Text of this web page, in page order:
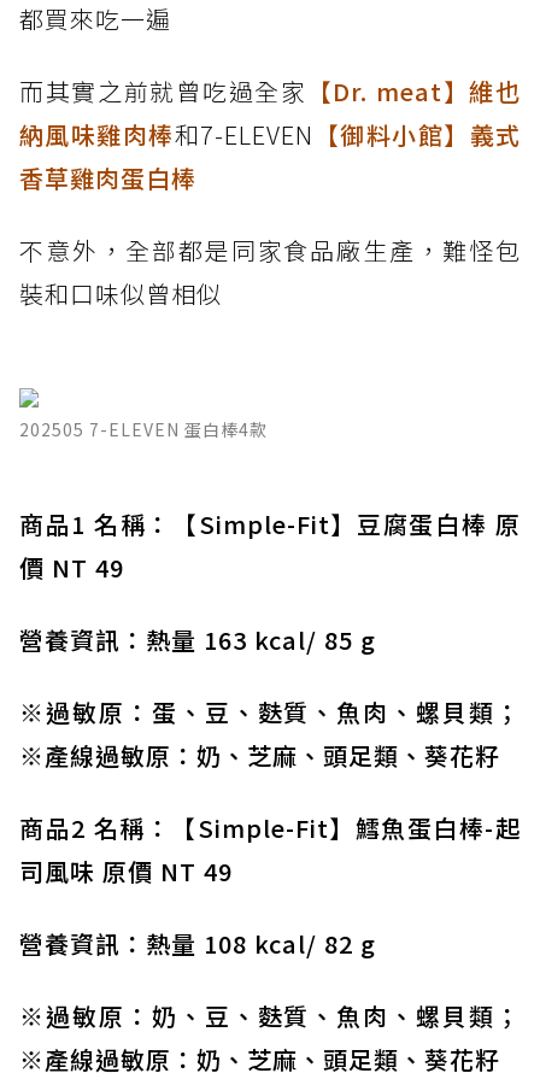
都買來吃一遍
而其實之前就曾吃過全家 【Dr. meat】維也
納風味雞肉棒和7-ELEVEN 【御料小館】義式
香草雞肉蛋白棒
不意外，全部都是同家食品廠生產，難怪包
裝和口味似曾相似
202505 7-ELEVEN 蛋白棒4款
商品1 名稱：【Simple-Fit】豆腐蛋白棒 原
價 NT 49
營養資訊：熱量 163 kcal/ 85 g
※過敏原：蛋、豆、麩質、魚肉、螺貝類；
※產線過敏原：奶、芝麻、頭足類、葵花籽
商品2 名稱：【Simple-Fit】鱈魚蛋白棒-起
司風味 原價 NT 49
營養資訊：熱量 108 kcal/ 82 g
※過敏原：奶、豆、麩質、魚肉、螺貝類；
※產線過敏原：奶、芝麻、頭足類、葵花籽